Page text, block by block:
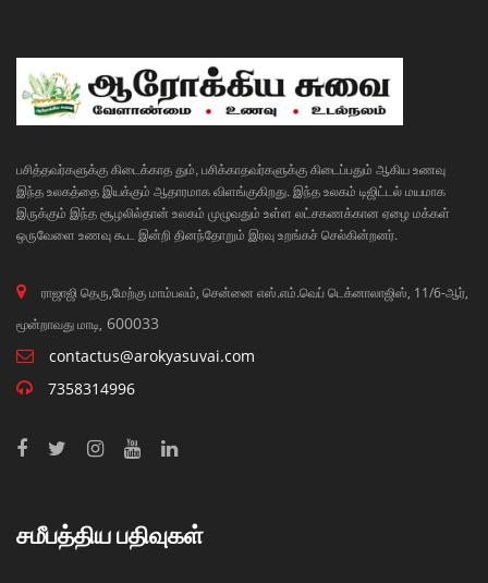
பசித்தவர்களுக்கு கிடைக்காத தும், பசிக்காதவர்களுக்கு கிடைப்பதும் ஆகிய உணவு
இந்த உலகத்தை இயக்கும் ஆதாரமாக விளங்குகிறது. இந்த உலகம் டிஜிட்டல் மயமாக
இருக்கும் இந்த சூழலில்தான் உலகம் முழுவதும் உள்ள லட்சகணக்கான ஏழை மக்கள்
ஒருவேளை உணவு கூட இன்றி தினந்தோறும் இரவு உறங்கச் செல்கின்றனர்.
ராஜாஜி தெரு,மேற்கு மாம்பலம், சென்னை எஸ்.எம்.வெப் டெக்னாலாஜிஸ், 11/6-ஆர்,
மூன்றாவது மாடி, 600033
contactus@arokyasuvai.com
7358314996
சமீபத்திய பதிவுகள்